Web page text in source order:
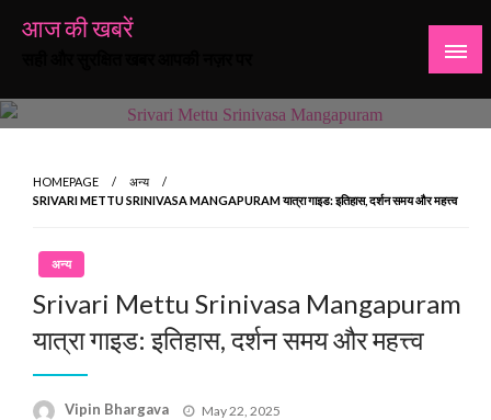
आज की खबरें
HOMEPAGE
अन्य
SRIVARI METTU SRINIVASA MANGAPURAM यात्रा गाइड: इतिहास, दर्शन समय और महत्त्व
अन्य
Srivari Mettu Srinivasa Mangapuram
यात्रा गाइड: इतिहास, दर्शन समय और महत्त्व
Vipin Bhargava
Posted
May 22, 2025